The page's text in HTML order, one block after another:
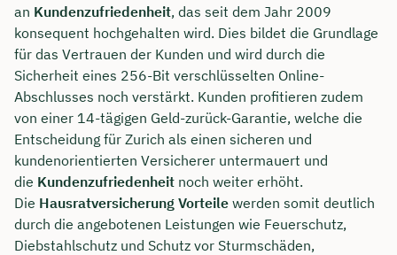
an Kundenzufriedenheit, das seit dem Jahr 2009
konsequent hochgehalten wird. Dies bildet die Grundlage
für das Vertrauen der Kunden und wird durch die
Sicherheit eines 256-Bit verschlüsselten Online-
Abschlusses noch verstärkt. Kunden profitieren zudem
von einer 14-tägigen Geld-zurück-Garantie, welche die
Entscheidung für Zurich als einen sicheren und
kundenorientierten Versicherer untermauert und
die Kundenzufriedenheit noch weiter erhöht.
Die Hausratversicherung Vorteile werden somit deutlich
durch die angebotenen Leistungen wie Feuerschutz,
Diebstahlschutz und Schutz vor Sturmschäden,